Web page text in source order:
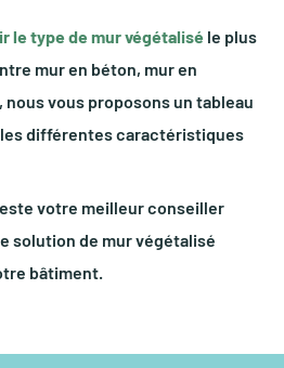
le type de mur végétalisé le plus
mur en béton, mur en
vous proposons un tableau
différentes caractéristiques
votre meilleur conseiller
solution de mur végétalisé
bâtiment.